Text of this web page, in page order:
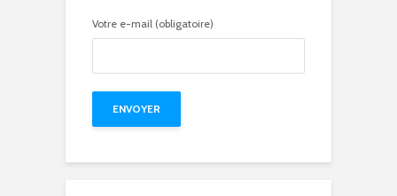
Votre e-mail (obligatoire)